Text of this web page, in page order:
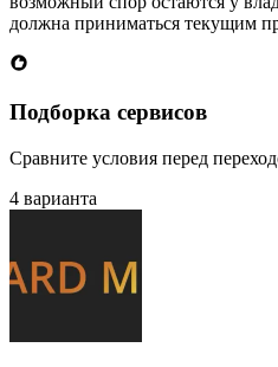
должна приниматься текущим
Подборка сервисов
Сравните условия перед
4 варианта